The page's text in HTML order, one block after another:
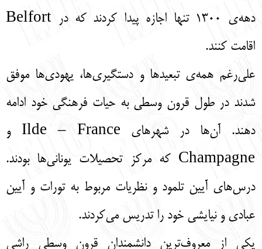
دهه‌ی 1300 تنها اجازه پیدا کردند که در Belfort
اقامت کنند.
علی‌رغم همه‌ی تبعیدها و دستگیری‌ها، یهودی‌ها موفق
شدند در طول قرون وسطی به حیات فرهنگی خود ادامه
دهند. آن‌ها در شهرهای Ilde – France و
Champagne که مرکز تحصیلات یونانی‌ها بودند.
درس‌های آیین تلمود و نظریات مربوط به تورات و آیین
عبادی و نیایشی خود را تدریس می‌کردند‌.
یکی از معروف‌ترین دانشمندان قرون وسطی راشی